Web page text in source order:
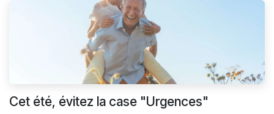
Cet été, évitez la case "Urgences"